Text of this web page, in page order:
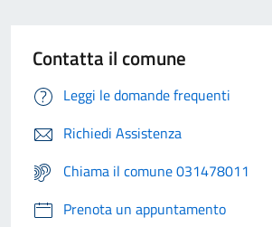
Contatta il comune
Leggi le domande frequenti
Richiedi Assistenza
Chiama il comune 031478011
Prenota un appuntamento